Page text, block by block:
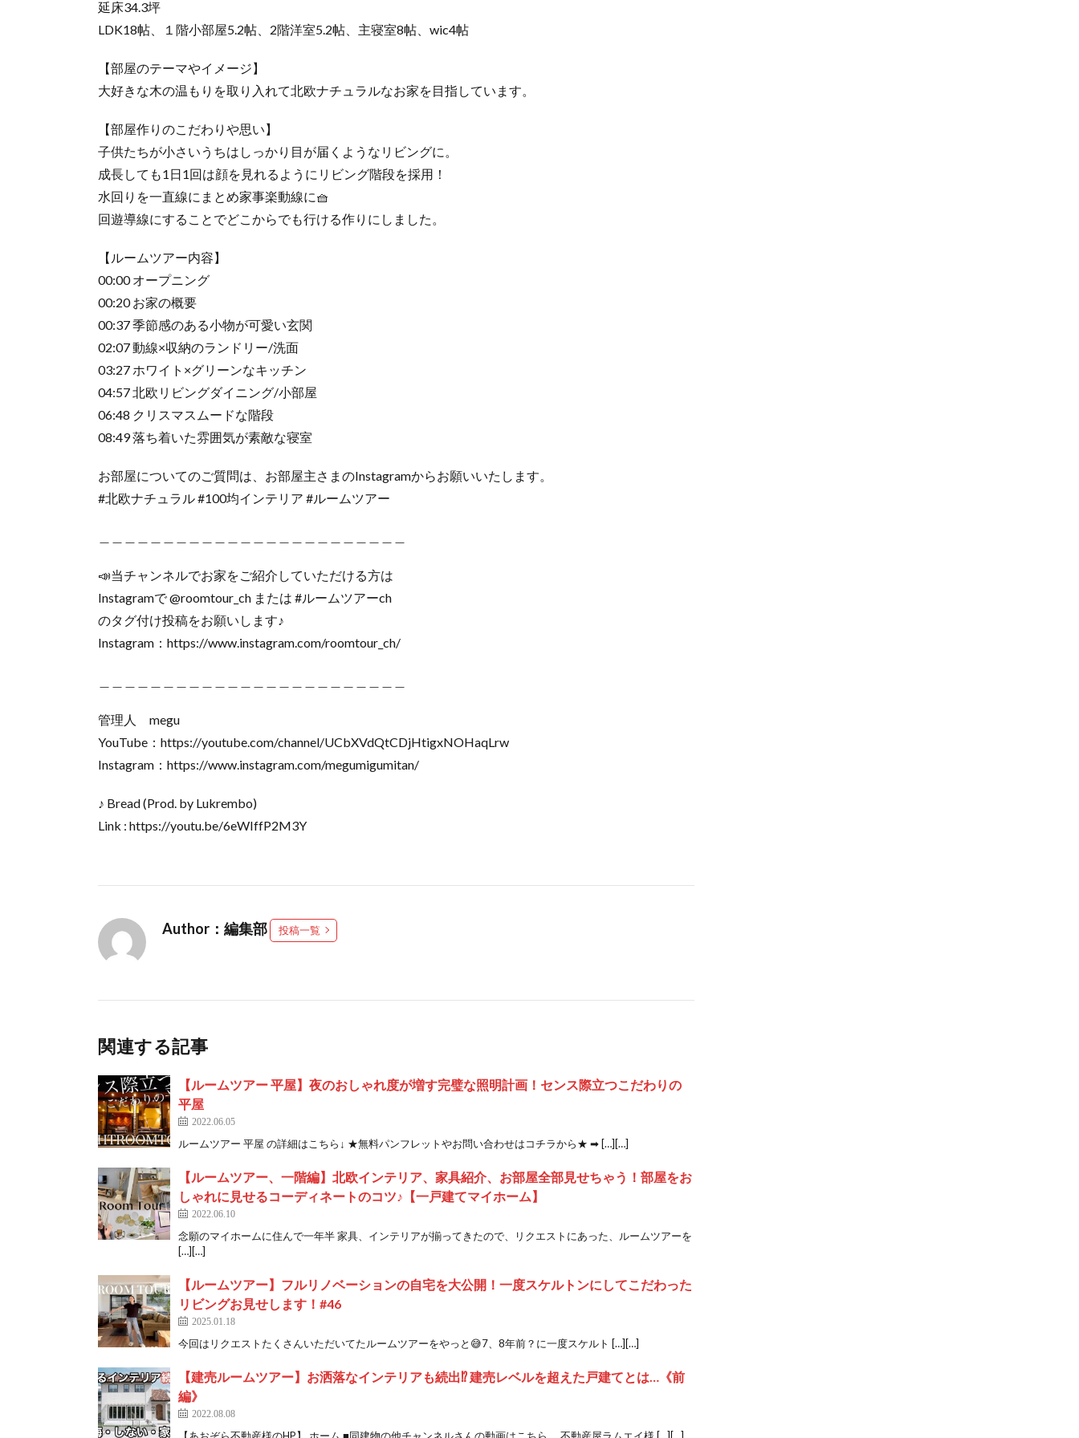
延床34.3坪
LDK18帖、１階小部屋5.2帖、2階洋室5.2帖、主寝室8帖、wic4帖
【部屋のテーマやイメージ】
大好きな木の温もりを取り入れて北欧ナチュラルなお家を目指しています。
【部屋作りのこだわりや思い】
子供たちが小さいうちはしっかり目が届くようなリビングに。
成長しても1日1回は顔を見れるようにリビング階段を採用！
水回りを一直線にまとめ家事楽動線に🧺
回遊導線にすることでどこからでも行ける作りにしました。
【ルームツアー内容】
00:00 オープニング
00:20 お家の概要
00:37 季節感のある小物が可愛い玄関
02:07 動線×収納のランドリー/洗面
03:27 ホワイト×グリーンなキッチン
04:57 北欧リビングダイニング/小部屋
06:48 クリスマスムードな階段
08:49 落ち着いた雰囲気が素敵な寝室
お部屋についてのご質問は、お部屋主さまのInstagramからお願いいたします。
#北欧ナチュラル #100均インテリア #ルームツアー
📣当チャンネルでお家をご紹介していただける方は
Instagramで @roomtour_ch または #ルームツアーch
のタグ付け投稿をお願いします♪
Instagram：https://www.instagram.com/roomtour_ch/
管理人 megu
YouTube：https://youtube.com/channel/UCbXVdQtCDjHtigxNOHaqLrw
Instagram：https://www.instagram.com/megumigumitan/
♪ Bread (Prod. by Lukrembo)
Link : https://youtu.be/6eWIffP2M3Y
Author：編集部 投稿一覧
関連する記事
【ルームツアー 平屋】夜のおしゃれ度が増す完璧な照明計画！センス際立つこだわりの
平屋
2022.06.05
ルームツアー 平屋 の詳細はこちら↓ ★無料パンフレットやお問い合わせはコチラから★ ➡ […][…]
【ルームツアー、一階編】北欧インテリア、家具紹介、お部屋全部見せちゃう！部屋をお
しゃれに見せるコーディネートのコツ♪【一戸建てマイホーム】
2022.06.10
念願のマイホームに住んで一年半 家具、インテリアが揃ってきたので、リクエストにあった、ルームツアーを
[…][…]
【ルームツアー】フルリノベーションの自宅を大公開！一度スケルトンにしてこだわった
リビングお見せします！#46
2025.01.18
今回はリクエストたくさんいただいてたルームツアーをやっと😅7、8年前？に一度スケルト […][…]
【建売ルームツアー】お洒落なインテリアも続出⁉︎ 建売レベルを超えた戸建てとは…《前
編》
2022.08.08
【あおぞら不動産様のHP】 ホーム ■同建物の他チャンネルさんの動画はこちら。 不動産屋ラムエイ様 […][…]